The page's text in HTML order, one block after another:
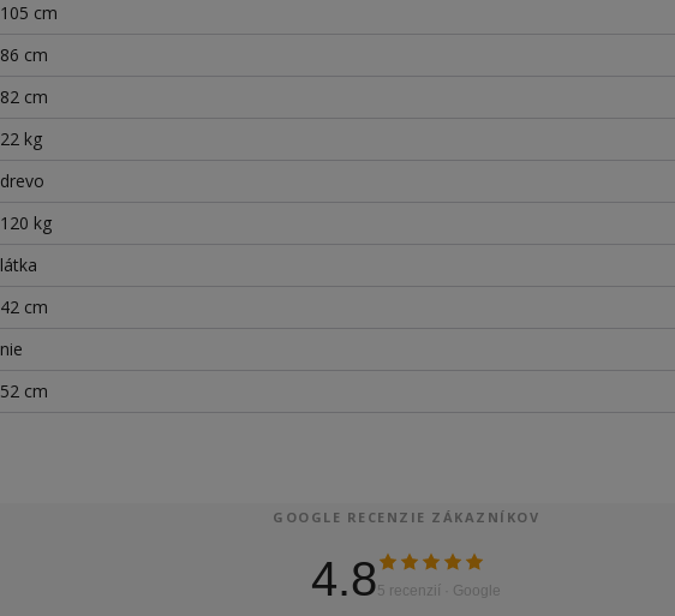
105 cm
86 cm
82 cm
22 kg
drevo
120 kg
látka
42 cm
nie
52 cm
GOOGLE RECENZIE ZÁKAZNÍKOV
4.85 recenzií · Google